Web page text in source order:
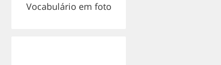
Vocabulário em foto